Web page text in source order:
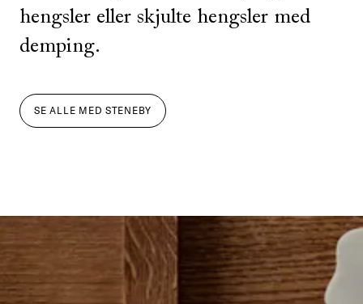
hengsler eller skjulte hengsler med
demping.
SE ALLE MED STENEBY